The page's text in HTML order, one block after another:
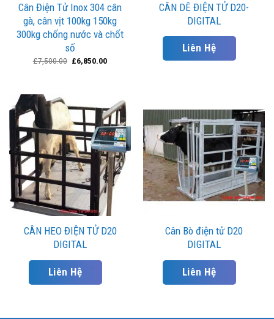
Cân Điện Tử Inox 304 cân
gà, cân vịt 100kg 150kg
300kg chống nước và chốt
số
£7,500.00 £6,850.00
CÂN DÊ ĐIỆN TỬ D20-
DIGITAL
Liên Hệ
CÂN HEO ĐIỆN TỬ D20
DIGITAL
Liên Hệ
Cân Bò điện tử D20
DIGITAL
Liên Hệ